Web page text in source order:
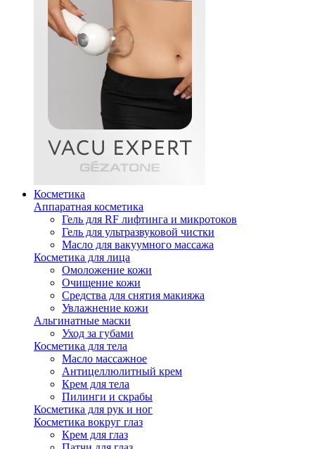
Косметика
Аппаратная косметика
Гель для RF лифтинга и микротоков
Гель для ультразвуковой чистки
Масло для вакуумного массажа
Косметика для лица
Омоложение кожи
Очищение кожи
Средства для снятия макияжа
Увлажнение кожи
Альгинатные маски
Уход за губами
Косметика для тела
Масло массажное
Антицеллюлитный крем
Крем для тела
Пилинги и скрабы
Косметика для рук и ног
Косметика вокруг глаз
Крем для глаз